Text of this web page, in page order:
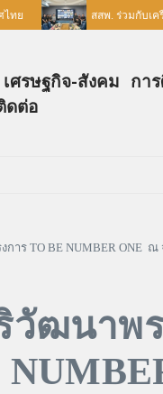
สสพ. ร่วมกับเครือข่าย
เศรษฐกิจ-สังคม กา
ดต่อ
ร TO BE NUMBER ONE ณ
วัฒนาพ